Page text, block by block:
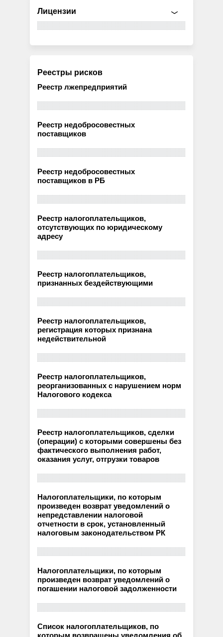
Лицензии
Реестры рисков
Реестр лжепредприятий
Реестр недобросовестных
поставщиков
Реестр недобросовестных
поставщиков в РБ
Реестр налогоплательщиков,
отсутствующих по юридическому
адресу
Реестр налогоплательщиков,
признанных бездействующими
Реестр налогоплательщиков,
регистрация которых признана
недействительной
Реестр налогоплательщиков,
реорганизованных с нарушением норм
Налогового кодекса
Реестр налогоплательщиков, сделки
(операции) с которыми совершены без
фактического выполнения работ,
оказания услуг, отгрузки товаров
Налогоплательщики, по которым
произведен возврат уведомлений о
непредставлении налоговой
отчетности в срок, установленный
налоговым законодательством РК
Налогоплательщики, по которым
произведен возврат уведомлений о
погашении налоговой задолженности
Список налогоплательщиков, по
которым возвращены уведомления об